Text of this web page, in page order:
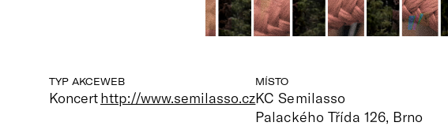
TYP AKCE
Koncert
WEB
http://www.semilasso.cz
MÍSTO
KC Semilasso
Palackého Třída 126, Brno